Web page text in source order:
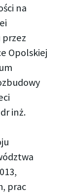
na
Opolskiej
inż.
prac